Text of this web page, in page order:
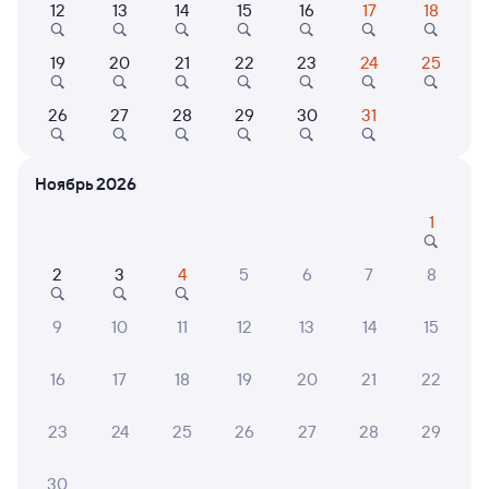
Найдём билет на поезд за вас
Даже если сейчас нет мест
Искать билеты
"Малахит"
4 ⁠500 ⁠₽
Отель Акрополь
12 13 14 15 16 17 18
19 20 21 22 23 24 25
26 27 28 29 30 31
Ноябрь 2026
1
2 3 4 5 6 7 8
9 10 11 12 13 14 15
16 17 18 19 20 21 22
23 24 25 26 27 28 29
30